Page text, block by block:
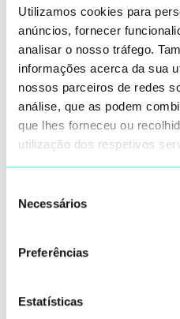
Utilizamos cookies para
anúncios, fornecer
analisar o nosso tráfego.
informações acerca da sua
nossos parceiros de redes
análise, que as podem
que lhes forneceu ou
utilização dos respetivos
Necessários
Preferências
Estatísticas
GHT-P
GHS